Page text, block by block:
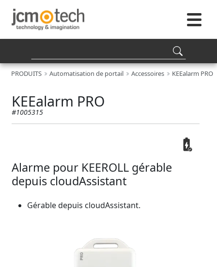
PRODUITS Automatisation de portail Accessoires KEEalarm PRO
KEEalarm PRO
#1005315
Alarme pour KEEROLL gérable
depuis cloudAssistant
Gérable depuis cloudAssistant.